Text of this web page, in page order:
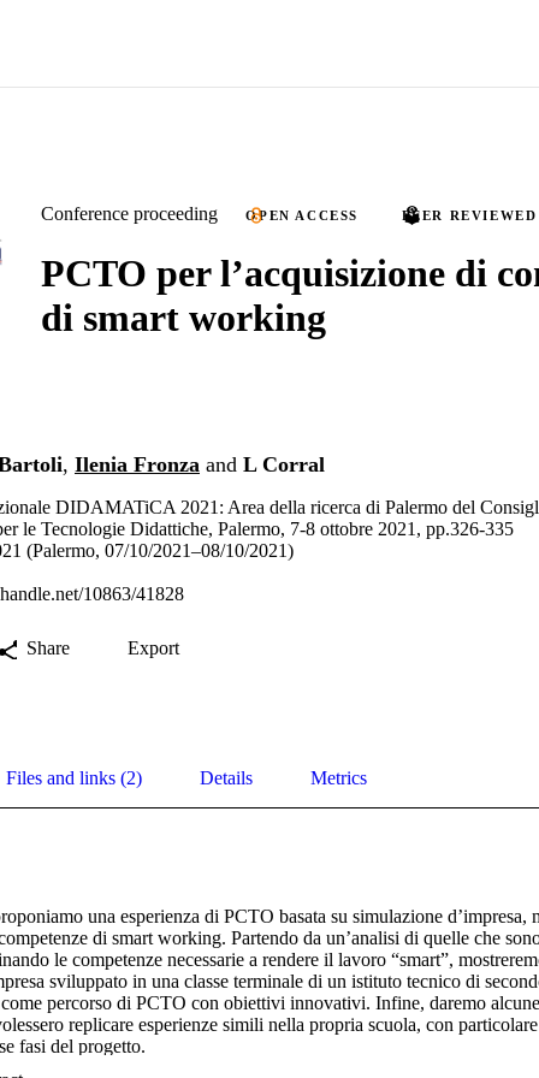
Conference proceeding OPEN ACCESS PEER REVIEWED
PCTO per l’acquisizione di
di smart working
, Ilenia Fronza and L Corral
DIDAMATiCA 2021: Area della ricerca di Palermo del
le Tecnologie Didattiche, Palermo, 7-8 ottobre 2021, pp.326-335
(Palermo, 07/10/2021–08/10/2021)
10863/41828
Share Export
Files and links (2) Details Metrics
una esperienza di PCTO basata su simulazione d’impresa,
di smart working. Partendo da un’analisi di quelle che
le competenze necessarie a rendere il lavoro “smart”,
sviluppato in una classe terminale di un istituto tecnico di
percorso di PCTO con obiettivi innovativi. Infine, daremo
replicare esperienze simili nella propria scuola, con
fasi del progetto.